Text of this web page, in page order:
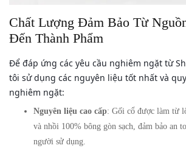
Chất Lượng Đảm Bảo Từ
Đến Thành Phẩm
Để đáp ứng các yêu cầu nghiêm ngặt từ
tôi sử dụng các nguyên liệu tốt nhất và
nghiêm ngặt:
Nguyên liệu cao cấp: Gối cổ được làm từ
và nhồi 100% bông gòn sạch, đảm bảo an
người sử dụng.